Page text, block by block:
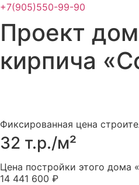
+7(905)550-99-90
Проект
кирпича
Фиксированная цена
32 т.р./м²
Цена постройки этого дома
14 441 600 ₽